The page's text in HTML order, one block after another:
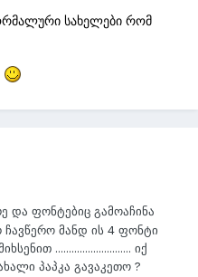
სახელები რომ
და ფონტებიც გამოაჩინა
მანდ ის 4 ფონტი
............................ იქ
პაპკა გავაკეთო ?